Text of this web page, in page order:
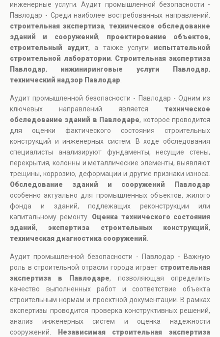
инженерные услуги. Аудит промышленной безопасности -
Павлодар - Среди наиболее востребованных направлений:
строительная экспертиза, техническое обследование
зданий и сооружений, проектирование объектов,
строительный аудит, а также услуги испытательной
строительной лаборатории
Строительная экспертиза
Павлодар, инжиниринговые услуги Павлодар,
технический надзор Павлодар
Аудит промышленной безопасности - Павлодар - Одним из
ключевых направлений является техническое
обследование зданий в Павлодаре, которое проводится
для оценки фактического состояния строительных
конструкций и инженерных систем. В ходе обследования
специалисты анализируют фундаменты, несущие стены,
перекрытия, колонны и металлические элементы, выявляют
трещины, коррозию, деформации и другие признаки износа.
Обследование зданий и сооружений Павлодар
особенно актуально для промышленных объектов, жилого
фонда и зданий, подлежащих реконструкции или
капитальному ремонту. Оценка технического состояния
зданий,экспертиза строительных конструкций,
техническая диагностика сооружений
Аудит промышленной безопасности - Павлодар - Важную
роль в строительной отрасли города играет строительная
экспертиза в Павлодаре, позволяющая определить
качество выполненных работ и соответствие объекта
строительным нормам и проектной документации. В рамках
экспертизы проводится проверка конструктивных решений,
анализ инженерных систем и оценка надежности
сооружений.
Независимая строительная экспертиза